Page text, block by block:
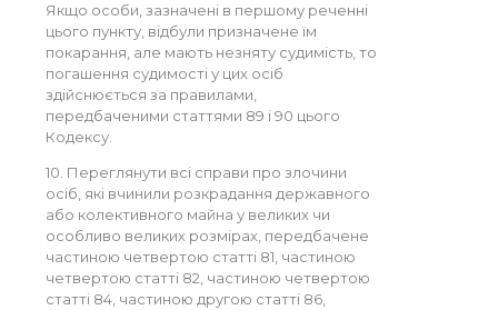
Якщо особи, зазначені в першому реченні
цього пункту, відбули призначене їм
покарання, але мають незняту судимість, то
погашення судимості у цих осіб
здійснюється за правилами,
передбаченими статтями 89 і 90 цього
Кодексу.
10. Переглянути всі справи про злочини
осіб, які вчинили розкрадання державного
або колективного майна у великих чи
особливо великих розмірах, передбачене
частиною четвертою статті 81, частиною
четвертою статті 82, частиною четвертою
статті 84, частиною другою статті 86,